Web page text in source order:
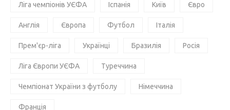
Ліга чемпіонів УЄФА Іспанія Київ Євро
Англія Європа Футбол Італія
Прем'єр-ліга Українці Бразилія Росія
Ліга Європи УЄФА Туреччина
Чемпіонат України з футболу Німеччина
Франція